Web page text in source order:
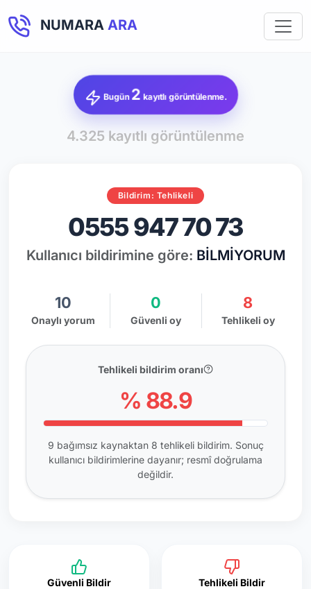
NUMARA ARA
Bugün2kayıtlı görüntülenme.
4.325 kayıtlı görüntülenme
Bildirim: Tehlikeli
0555 947 70 73
Kullanıcı bildirimine göre: BİLMİYORUM
10
Onaylı yorum
0
Güvenli oy
8
Tehlikeli oy
Tehlikeli bildirim oranı
% 88.9
9 bağımsız kaynaktan 8 tehlikeli bildirim. Sonuç
kullanıcı bildirimlerine dayanır; resmî doğrulama
değildir.
Güvenli Bildir Tehlikeli Bildir